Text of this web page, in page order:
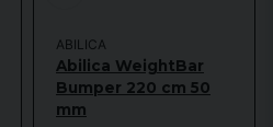
ABILICA
Abilica WeightBar
Bumper 220 cm 50
mm